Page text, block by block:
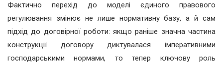
Фактично перехід до моделі єдиного правового
регулювання змінює не лише нормативну базу, а й сам
підхід до договірної роботи: якщо раніше значна частина
конструкції договору диктувалася імперативними
господарськими нормами, то тепер ключову роль